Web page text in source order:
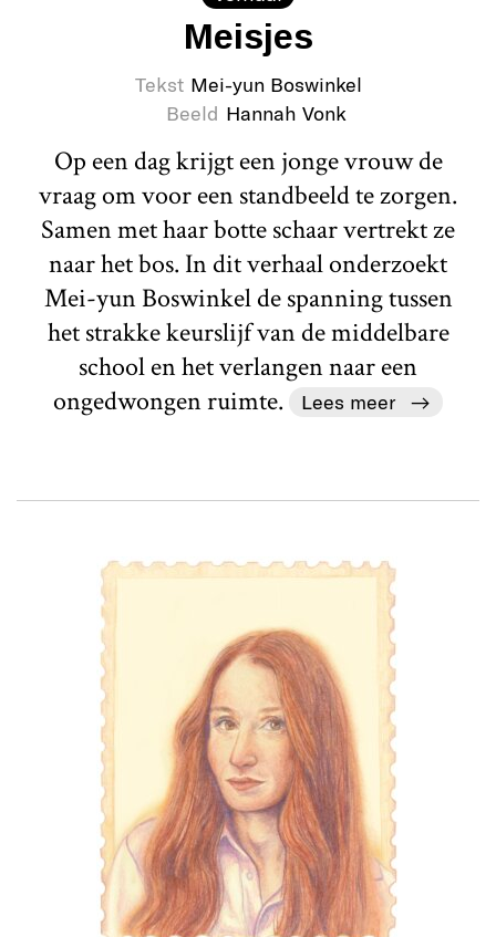
Meisjes
Tekst Mei-yun Boswinkel
Beeld Hannah Vonk
Op een dag krijgt een jonge vrouw de
vraag om voor een standbeeld te zorgen.
Samen met haar botte schaar vertrekt ze
naar het bos. In dit verhaal onderzoekt
Mei-yun Boswinkel de spanning tussen
het strakke keurslijf van de middelbare
school en het verlangen naar een
ongedwongen ruimte.
Lees meer